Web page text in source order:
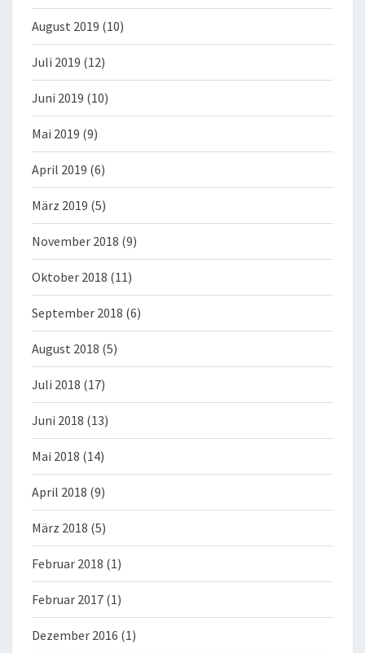
August 2019 (10)
Juli 2019 (12)
Juni 2019 (10)
Mai 2019 (9)
April 2019 (6)
März 2019 (5)
November 2018 (9)
Oktober 2018 (11)
September 2018 (6)
August 2018 (5)
Juli 2018 (17)
Juni 2018 (13)
Mai 2018 (14)
April 2018 (9)
März 2018 (5)
Februar 2018 (1)
Februar 2017 (1)
Dezember 2016 (1)